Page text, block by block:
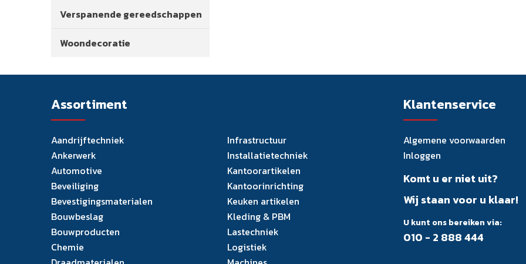
Verspanende gereedschappen
Woondecoratie
Assortiment
Aandrijftechniek
Ankerwerk
Automotive
Beveiliging
Bevestigingsmaterialen
Bouwbeslag
Bouwproducten
Chemie
Infrastructuur
Installatietechniek
Kantoorartikelen
Kantoorinrichting
Keuken artikelen
Kleding & PBM
Lastechniek
Logistiek
Klantenservice
Algemene voorwaarden
Inloggen
Komt u er niet uit?
Wij staan voor u klaar!
U kunt ons bereiken via:
010 - 2 888 444